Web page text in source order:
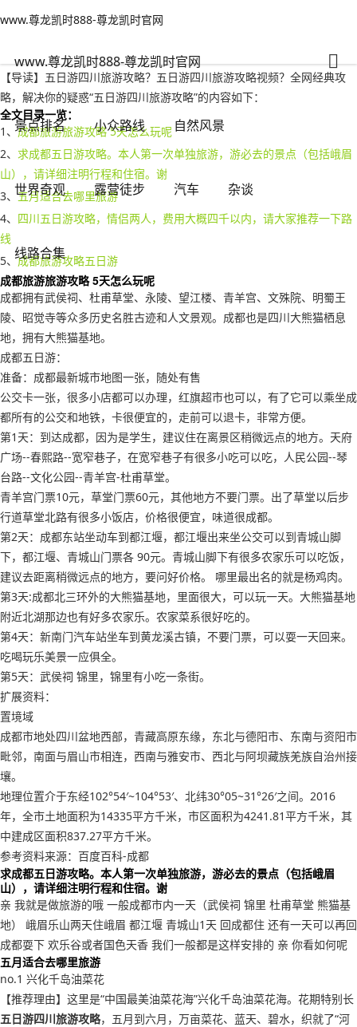
www.尊龙凯时888-尊龙凯时官网
www.尊龙凯时888-尊龙凯时官网
景点排名 小众路线 自然风景
世界奇观 露营徒步 汽车 杂谈
线路合集
www.尊龙凯时888-尊龙凯时官网
五日游四川旅游攻略？五日游四川旅游攻略视频-www.尊龙凯时888
【导读】五日游四川旅游攻略？五日游四川旅游攻略视频？全网经典攻
略，解决你的疑惑“五日游四川旅游攻略”的内容如下：
全文目录一览：
1、成都旅游旅游攻略 5天怎么玩呢
2、 求成都五日游攻略。本人第一次单独旅游，游必去的景点（包括峨眉
山），请详细注明行程和住宿。谢
3、五月适合去哪里旅游
4、 四川五日游攻略，情侣两人，费用大概四千以内，请大家推荐一下路
线
5、成都旅游攻略五日游
成都旅游旅游攻略 5天怎么玩呢
成都拥有武侯祠、杜甫草堂、永陵、望江楼、青羊宫、文殊院、明蜀王
陵、昭觉寺等众多历史名胜古迹和人文景观。成都也是四川大熊猫栖息
地，拥有大熊猫基地。
成都五日游：
准备：成都最新城市地图一张，随处有售
公交卡一张，很多小店都可以办理，红旗超市也可以，有了它可以乘坐成
都所有的公交和地铁，卡很便宜的，走前可以退卡，非常方便。
第1天：到达成都，因为是学生，建议住在离景区稍微远点的地方。天府
广场--春熙路--宽窄巷子，在宽窄巷子有很多小吃可以吃，人民公园--琴
台路--文化公园--青羊宫-杜甫草堂。
青羊宫门票10元，草堂门票60元，其他地方不要门票。出了草堂以后步
行道草堂北路有很多小饭店，价格很便宜，味道很成都。
第2天：成都东站坐动车到都江堰，都江堰出来坐公交可以到青城山脚
下，都江堰、青城山门票各 90元。青城山脚下有很多农家乐可以吃饭，
建议去距离稍微远点的地方，要问好价格。 哪里最出名的就是杨鸡肉。
第3天:成都北三环外的大熊猫基地，里面很大，可以玩一天。大熊猫基地
附近北湖那边也有好多农家乐。农家菜系很好吃的。
第4天：新南门汽车站坐车到黄龙溪古镇，不要门票，可以耍一天回来。
吃喝玩乐美景一应俱全。
第5天：武侯祠 锦里，锦里有小吃一条街。
扩展资料：
置境域
成都市地处四川盆地西部，青藏高原东缘，东北与德阳市、东南与资阳市
毗邻，南面与眉山市相连，西南与雅安市、西北与阿坝藏族羌族自治州接
壤。
地理位置介于东经102°54′~104°53′、北纬30°05~31°26′之间。2016
年，全市土地面积为14335平方千米，市区面积为4241.81平方千米，其
中建成区面积837.27平方千米。
参考资料来源：百度百科-成都
求成都五日游攻略。本人第一次单独旅游，游必去的景点（包括峨眉
山），请详细注明行程和住宿。谢
亲 我就是做旅游的哦 一般成都市内一天（武侯祠 锦里 杜甫草堂 熊猫基
地） 峨眉乐山两天住峨眉 都江堰 青城山1天 回成都住 还有一天可以再回
成都耍下 欢乐谷或者国色天香 我们一般都是这样安排的 亲 你看如何呢
五月适合去哪里旅游
no.1 兴化千岛油菜花
【推荐理由】这里是“中国最美油菜花海”兴化千岛油菜花海。花期特别长
五日游四川旅游攻略，五月到六月，万亩菜花、蓝天、碧水，织就了“河